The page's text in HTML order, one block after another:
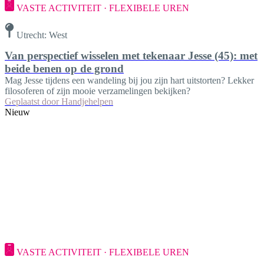
VASTE ACTIVITEIT · FLEXIBELE UREN
Utrecht: West
Van perspectief wisselen met tekenaar Jesse (45): met
beide benen op de grond
Mag Jesse tijdens een wandeling bij jou zijn hart uitstorten? Lekker
filosoferen of zijn mooie verzamelingen bekijken?
Geplaatst door Handjehelpen
Nieuw
VASTE ACTIVITEIT · FLEXIBELE UREN